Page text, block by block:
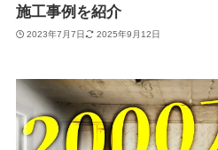
施工事例を紹介
2023年7月7日 2025年9月12日